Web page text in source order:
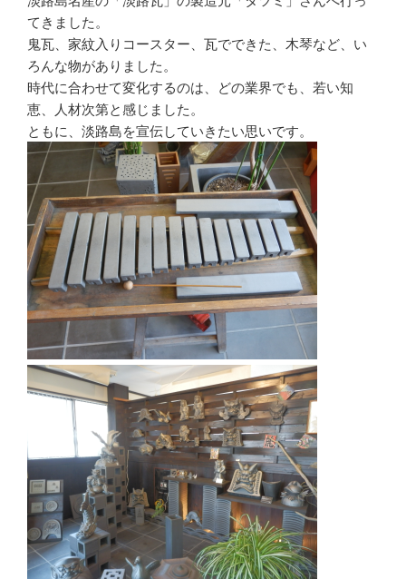
てきました。
鬼瓦、家紋入りコースター、瓦でできた、木琴など、い
ろんな物がありました。
時代に合わせて変化するのは、どの業界でも、若い知
恵、人材次第と感じました。
ともに、淡路島を宣伝していきたい思いです。